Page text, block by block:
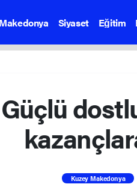
Siyaset Eğitim
Kuzey Makedonya